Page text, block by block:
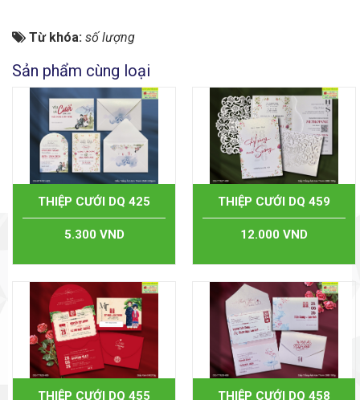
Từ khóa: số lượng
Sản phẩm cùng loại
THIỆP CƯỚI DQ 425
5.300 VND
THIỆP CƯỚI DQ 459
12.000 VND
THIỆP CƯỚI DQ 455 THIỆP CƯỚI DQ 458